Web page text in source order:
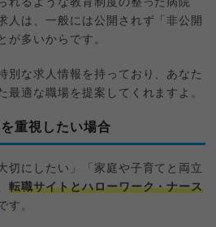
れるような教育制度の整った病院
人は、一般には公開されず「非公開
が多いからです。
別な求人情報を持っており、あなた
最適な職場を提案してくれますよ。
重視したい場合
切にしたい」「家庭や子育てと両立
転職サイトとハローワーク・ナース
す。